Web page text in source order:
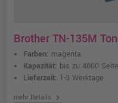
Brother TN-135M
Farben: magenta
Kapazität: bis zu 4000
Lieferzeit: 1-3 Werktage
mehr Details chevron_right